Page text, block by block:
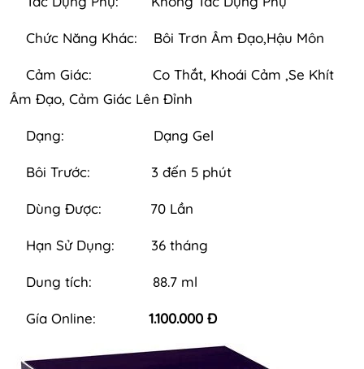
Chức Năng Khác: Bôi Trơn Âm Đạo,Hậu Môn
Cảm Giác: Co Thắt, Khoái Cảm ,Se Khít
Âm Đạo, Cảm Giác Lên Đỉnh
Dạng: Dạng Gel
Bôi Trước: 3 đến 5 phút
Dùng Được: 70 Lần
Hạn Sử Dụng: 36 tháng
Dung tích: 88.7 ml
Gía Online: 1.100.000 Đ